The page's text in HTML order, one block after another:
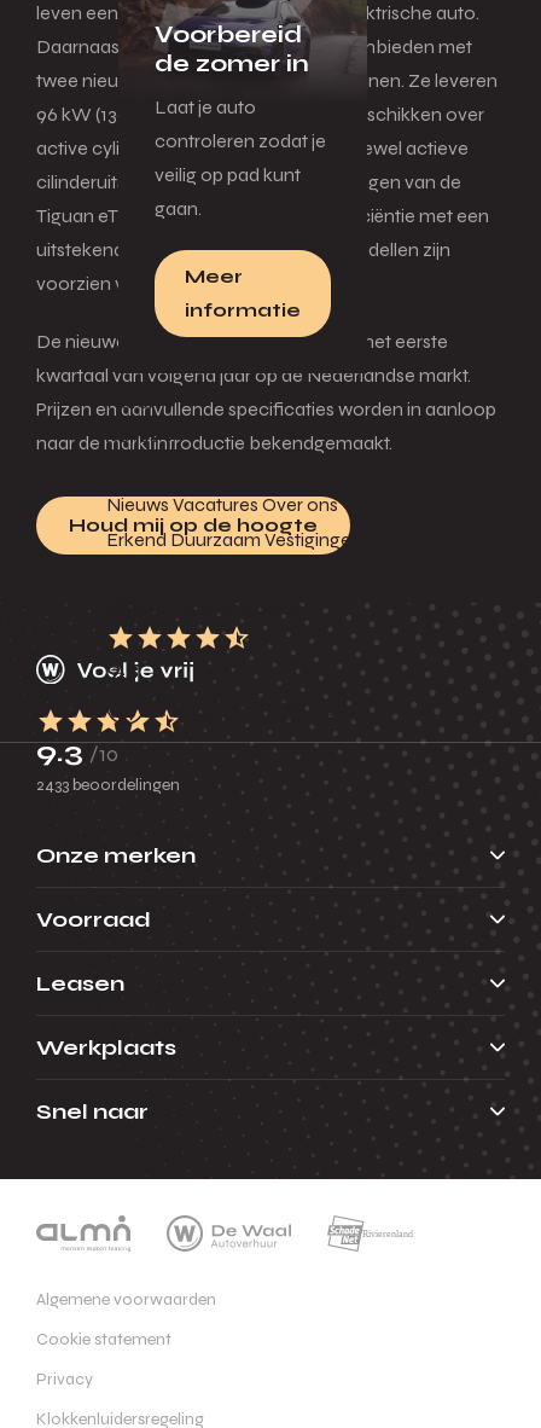
Voorbereid
de zomer in
Laat je auto
controleren zodat je
veilig op pad kunt
gaan.
Meer
informatie
Huren
Acties
Nieuws Vacatures Over ons
Erkend Duurzaam Vestigingen
9.3
leven een goed alternatief voor een elektrische auto.
Daarnaast gaat Volkswagen de SUV aanbieden met
twee nieuwe 48V mild-hybride aandrijflijnen. Ze leveren
96 kW (130 pk) en 110 kW (150 pk) en beschikken over
active cylinder management (ACT), oftewel actieve
cilinderuitschakeling. De beide uitvoeringen van de
Tiguan eTSI combineren een hoge efficiëntie met een
uitstekende acceleratie. Alle hybridemodellen zijn
voorzien van voorwielaandrijving.
De nieuwe Volkswagen Tiguan komt in het eerste
kwartaal van volgend jaar op de Nederlandse markt.
Prijzen en aanvullende specificaties worden in aanloop
naar de marktintroductie bekendgemaakt.
Houd mij op de hoogte
9.3 /10
2433 beoordelingen
Onze merken
Voorraad
Leasen
Werkplaats
Snel naar
Algemene voorwaarden
Cookie statement
Privacy
Klokkenluidersregeling